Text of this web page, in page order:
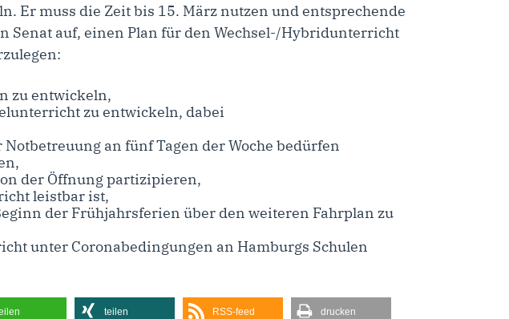
Er muss die Zeit bis 15. März nutzen und entsprechende
Senat auf, einen Plan für den Wechsel-/Hybridunterricht
zu entwickeln,
zu entwickeln, dabei
an fünf Tagen der Woche bedürfen
der Öffnung partizipieren,
leistbar ist,
der Frühjahrsferien über den weiteren Fahrplan zu
unter Coronabedingungen an Hamburgs Schulen
teilen RSS-feed drucken